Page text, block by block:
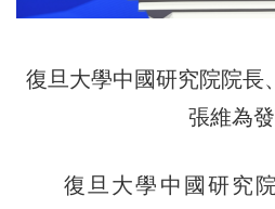
復旦大學中國研究院院長
張維為
復旦大學中國研究院